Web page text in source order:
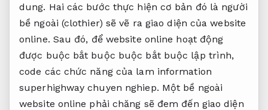
dung. Hai các bước thực hiện cơ bản đó là người
bề ngoài (clothier) sẽ vẽ ra giao diện của website
online. Sau đó, để website online hoạt động
được buộc bắt buộc buộc bắt buộc lập trình,
code các chức năng của lam information
superhighway chuyen nghiep. Một bề ngoài
website online phải chăng sẽ đem đến giao diện